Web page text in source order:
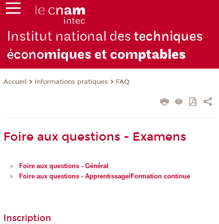
Institut national destechniques
économiques et comptables
Accueil Informations pratiques FAQ
Foire aux questions - Examens
Foire aux questions - Général
Foire aux questions - Apprentissage/Formation continue
Inscription